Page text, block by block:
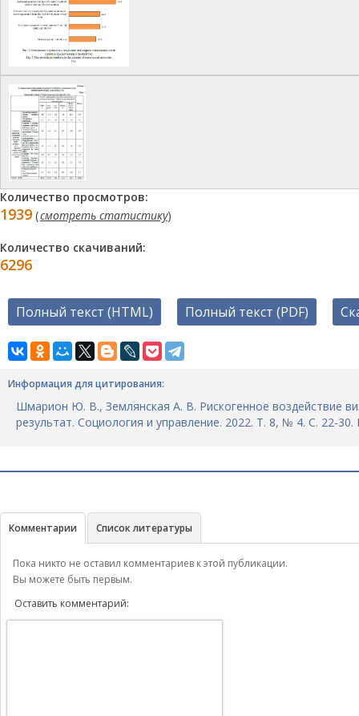
Количество просмотров:
1939 (смотреть статистику)
Количество скачиваний:
6296
Полный текст (HTML) Полный текст (PDF)
Информация для цитирования:
Шмарион Ю. В., Землянская А. В. Рискогенное воздействие
результат. Социология и управление. 2022. Т. 8, № 4. С. 22-
Комментарии Список литературы
Пока никто не оставил комментариев к этой публикации.
Вы можете быть первым.
Оставить комментарий: